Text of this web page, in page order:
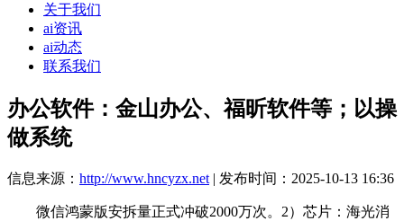
关于我们
ai资讯
ai动态
联系我们
办公软件：金山办公、福昕软件等；以操
做系统
信息来源： http://www.hncyzx.net | 发布时间：2025-10-13 16:36
微信鸿蒙版安拆量正式冲破2000万次。2）芯片：海光消